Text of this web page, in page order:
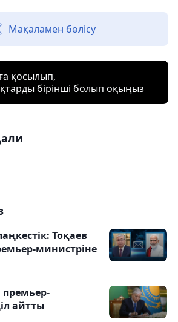
Мақаламен бөлісу
қосылып,
бірінші болып оқыңыз
Тоқаев
министріне
премьер-
айтты